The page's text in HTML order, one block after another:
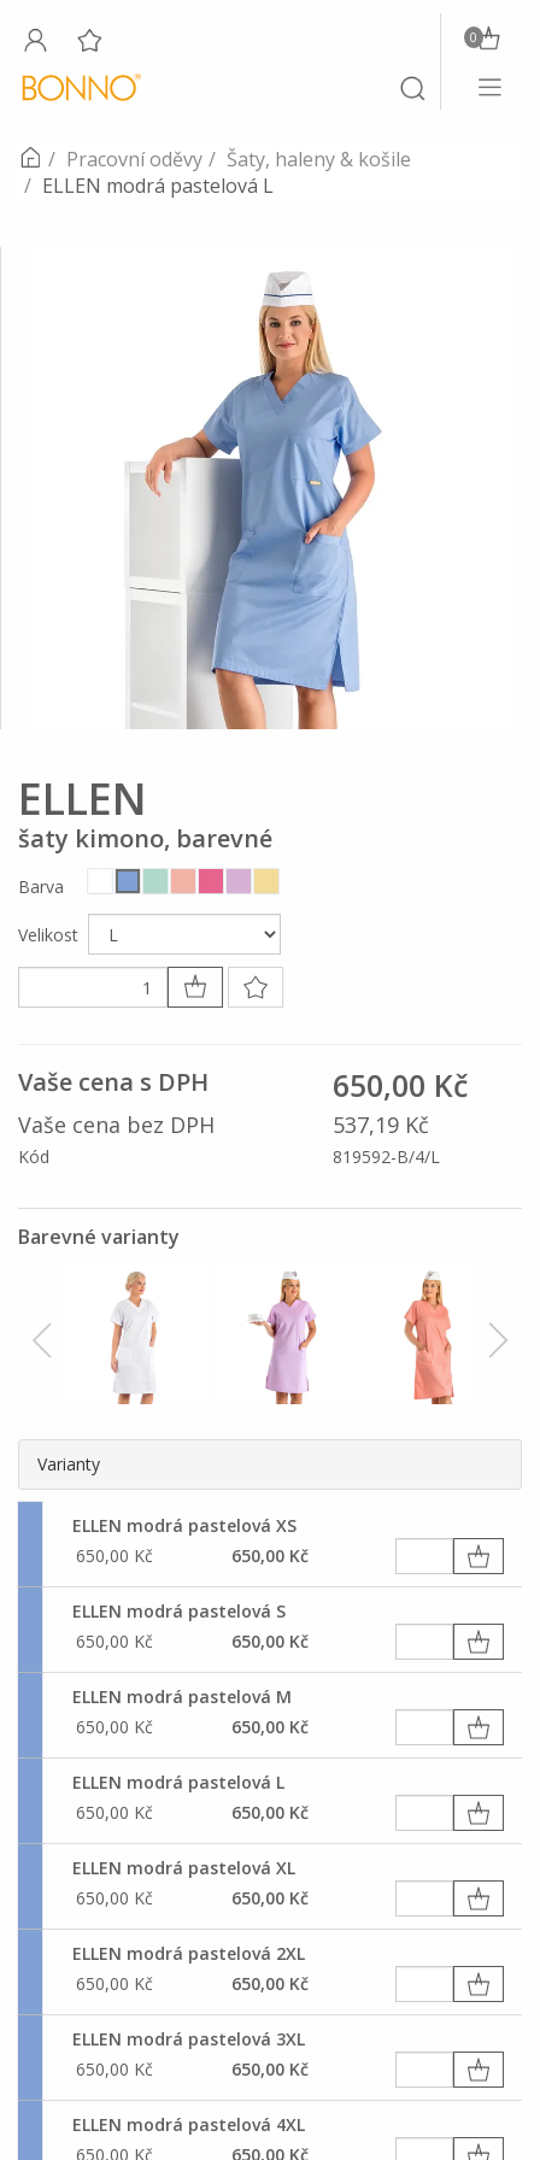
Toggle
search
0
Toggle
Pracovní oděvy
Šaty, haleny & košile
ELLEN modrá pastelová L
ELLEN
šaty kimono, barevné
Barva
Velikost
Vaše cena s DPH 650,00 Kč
Vaše cena bez DPH 537,19 Kč
Kód 819592-B/4/L
Barevné varianty
Varianty
ELLEN modrá pastelová XS
650,00 Kč
650,00 Kč
ELLEN modrá pastelová S
650,00 Kč
650,00 Kč
ELLEN modrá pastelová M
650,00 Kč
650,00 Kč
ELLEN modrá pastelová L
650,00 Kč
650,00 Kč
ELLEN modrá pastelová XL
650,00 Kč
650,00 Kč
ELLEN modrá pastelová 2XL
650,00 Kč
650,00 Kč
ELLEN modrá pastelová 3XL
650,00 Kč
650,00 Kč
ELLEN modrá pastelová 4XL
650,00 Kč
650,00 Kč